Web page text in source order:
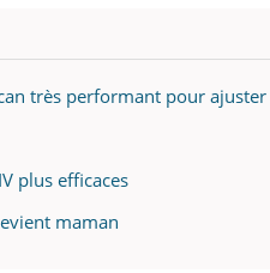
très performant pour
plus efficaces
maman